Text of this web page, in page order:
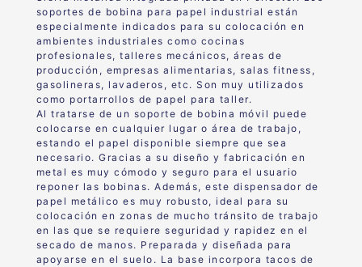
soportes de bobina para papel industrial están
especialmente indicados para su colocación en
ambientes industriales como cocinas
profesionales, talleres mecánicos, áreas de
producción, empresas alimentarias, salas fitness,
gasolineras, lavaderos, etc. Son muy utilizados
como portarrollos de papel para taller.
Al tratarse de un soporte de bobina móvil puede
colocarse en cualquier lugar o área de trabajo,
estando el papel disponible siempre que sea
necesario. Gracias a su diseño y fabricación en
metal es muy cómodo y seguro para el usuario
reponer las bobinas. Además, este dispensador de
papel metálico es muy robusto, ideal para su
colocación en zonas de mucho tránsito de trabajo
en las que se requiere seguridad y rapidez en el
secado de manos. Preparada y diseñada para
apoyarse en el suelo. La base incorpora tacos de